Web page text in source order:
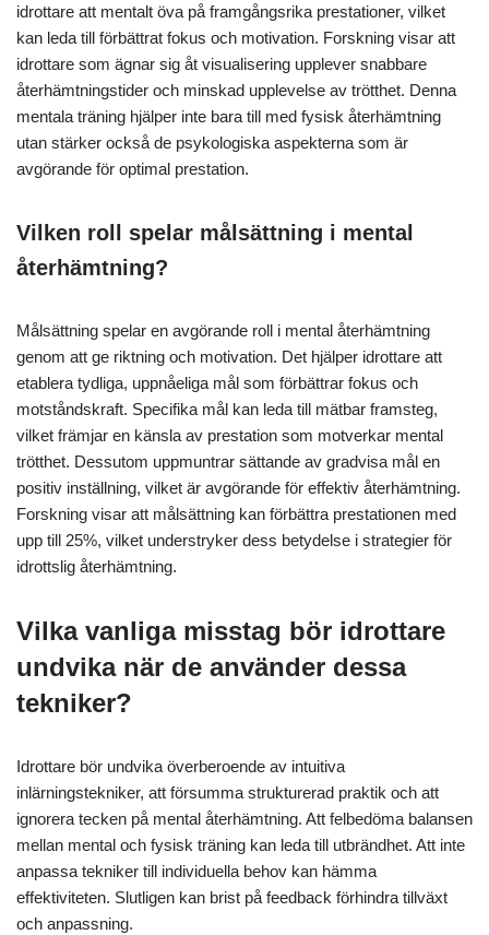
idrottare att mentalt öva på framgångsrika prestationer, vilket
kan leda till förbättrat fokus och motivation. Forskning visar att
idrottare som ägnar sig åt visualisering upplever snabbare
återhämtningstider och minskad upplevelse av trötthet. Denna
mentala träning hjälper inte bara till med fysisk återhämtning
utan stärker också de psykologiska aspekterna som är
avgörande för optimal prestation.
Vilken roll spelar målsättning i mental
återhämtning?
Målsättning spelar en avgörande roll i mental återhämtning
genom att ge riktning och motivation. Det hjälper idrottare att
etablera tydliga, uppnåeliga mål som förbättrar fokus och
motståndskraft. Specifika mål kan leda till mätbar framsteg,
vilket främjar en känsla av prestation som motverkar mental
trötthet. Dessutom uppmuntrar sättande av gradvisa mål en
positiv inställning, vilket är avgörande för effektiv återhämtning.
Forskning visar att målsättning kan förbättra prestationen med
upp till 25%, vilket understryker dess betydelse i strategier för
idrottslig återhämtning.
Vilka vanliga misstag bör idrottare
undvika när de använder dessa
tekniker?
Idrottare bör undvika överberoende av intuitiva
inlärningstekniker, att försumma strukturerad praktik och att
ignorera tecken på mental återhämtning. Att felbedöma balansen
mellan mental och fysisk träning kan leda till utbrändhet. Att inte
anpassa tekniker till individuella behov kan hämma
effektiviteten. Slutligen kan brist på feedback förhindra tillväxt
och anpassning.